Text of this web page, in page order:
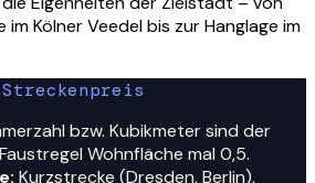
Kölner Veedel bis zur Hanglage im
bzw. Kubikmeter sind der
Wohnfläche mal 0,5.
Kurzstrecke (Dresden, Berlin),